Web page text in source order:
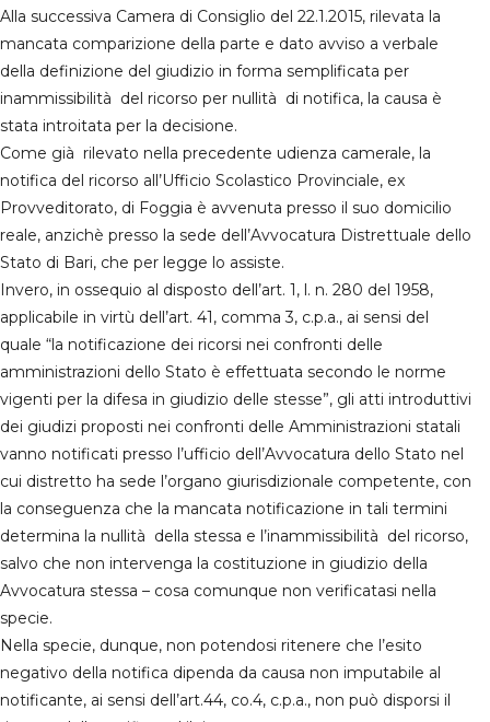
Alla successiva Camera di Consiglio del 22.1.2015, rilevata la
mancata comparizione della parte e dato avviso a verbale
della definizione del giudizio in forma semplificata per
inammissibilità del ricorso per nullità di notifica, la causa è
stata introitata per la decisione.
Come già rilevato nella precedente udienza camerale, la
notifica del ricorso all’Ufficio Scolastico Provinciale, ex
Provveditorato, di Foggia è avvenuta presso il suo domicilio
reale, anzichè presso la sede dell’Avvocatura Distrettuale dello
Stato di Bari, che per legge lo assiste.
Invero, in ossequio al disposto dell’art. 1, l. n. 280 del 1958,
applicabile in virtù dell’art. 41, comma 3, c.p.a., ai sensi del
quale “la notificazione dei ricorsi nei confronti delle
amministrazioni dello Stato è effettuata secondo le norme
vigenti per la difesa in giudizio delle stesse”, gli atti introduttivi
dei giudizi proposti nei confronti delle Amministrazioni statali
vanno notificati presso l’ufficio dell’Avvocatura dello Stato nel
cui distretto ha sede l’organo giurisdizionale competente, con
la conseguenza che la mancata notificazione in tali termini
determina la nullità della stessa e l’inammissibilità del ricorso,
salvo che non intervenga la costituzione in giudizio della
Avvocatura stessa – cosa comunque non verificatasi nella
specie.
Nella specie, dunque, non potendosi ritenere che l’esito
negativo della notifica dipenda da causa non imputabile al
notificante, ai sensi dell’art.44, co.4, c.p.a., non può disporsi il